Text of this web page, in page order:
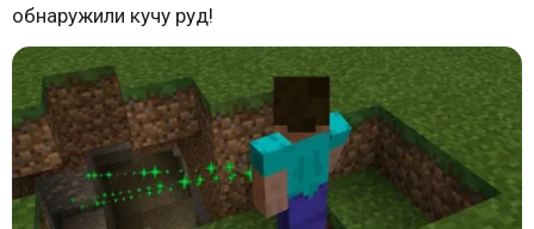
обнаружили кучу руд!